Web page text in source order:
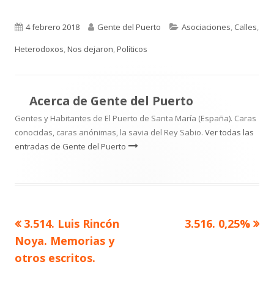
Publicado
el
4 febrero 2018 Autor
Gente del Puerto Categorías
Asociaciones, Calles,
Heterodoxos,Nos dejaron,Políticos
Acerca de Gente del Puerto
Gentes y Habitantes de El Puerto de Santa María (España). Caras
conocidas, caras anónimas, la savia del Rey Sabio. Ver todas las
entradas de Gente del Puerto
Navegación
de
Artículo
anterior
3.514. Luis Rincón
Noya. Memorias y
otros escritos.
Artículo
3.516. 0,25%